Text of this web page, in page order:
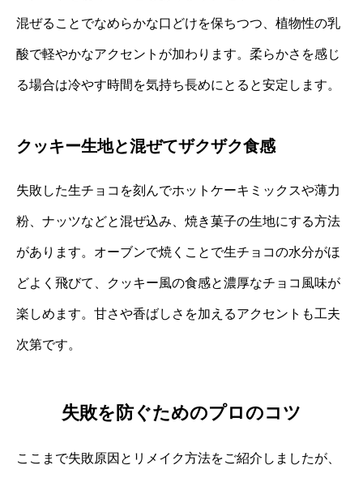
混ぜることでなめらかな口どけを保ちつつ、植物性の乳
酸で軽やかなアクセントが加わります。柔らかさを感じ
る場合は冷やす時間を気持ち長めにとると安定します。
クッキー生地と混ぜてザクザク食感
失敗した生チョコを刻んでホットケーキミックスや薄力
粉、ナッツなどと混ぜ込み、焼き菓子の生地にする方法
があります。オーブンで焼くことで生チョコの水分がほ
どよく飛びて、クッキー風の食感と濃厚なチョコ風味が
楽しめます。甘さや香ばしさを加えるアクセントも工夫
次第です。
失敗を防ぐためのプロのコツ
ここまで失敗原因とリメイク方法をご紹介しましたが、